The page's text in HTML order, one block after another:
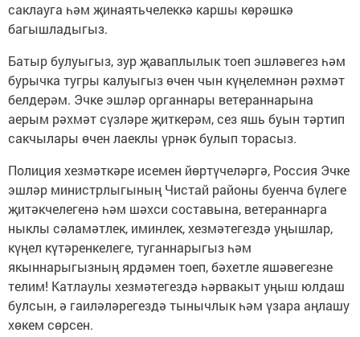
саклауга һәм җинаятьчелеккә каршы көрәшкә
багышладыгыз.
Батыр булуыгыз, зур җаваплылык тоеп эшләвегез һәм
бурычка тугры калуыгыз өчен чын күңелемнән рәхмәт
белдерәм. Эчке эшләр органнары ветераннарына
аерым рәхмәт сүзләре җиткерәм, сез яшь буын тәртип
сакчылары өчен лаеклы үрнәк булып торасыз.
Полиция хезмәткәре исемен йөртүчеләргә, Россия Эчке
эшләр министрлыгының Чистай районы буенча бүлеге
җитәкчелегенә һәм шәхси составына, ветераннарга
ныклы сәламәтлек, иминлек, хезмәтегездә уңышлар,
күңел күтәренкелеге, туганнарыгыз һәм
якыннарыгызның ярдәмен тоеп, бәхетле яшәвегезне
телим! Катлаулы хезмәтегездә һәрвакыт уңыш юлдаш
булсын, ә гаиләләрегездә тынычлык һәм үзара аңлашу
хөкем сөрсен.